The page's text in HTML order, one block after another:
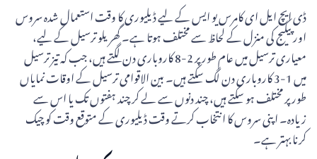
ڈی ایچ ایل ای کامرس یو ایس کے لیے ڈیلیوری کا وقت استعمال شدہ سروس
اور پیکیج کی منزل کے لحاظ سے مختلف ہوتا ہے۔ گھریلو ترسیل کے لیے،
معیاری ترسیل میں عام طور پر 2-8 کاروباری دن لگتے ہیں، جب کہ تیز ترسیل
میں 1-3 کاروباری دن لگ سکتے ہیں۔ بین الاقوامی ترسیل کے اوقات نمایاں
طور پر مختلف ہو سکتے ہیں، چند دنوں سے لے کر چند ہفتوں تک یا اس سے
زیادہ۔ اپنی سروس کا انتخاب کرتے وقت ڈیلیوری کے متوقع وقت کو چیک
کرنا بہتر ہے۔